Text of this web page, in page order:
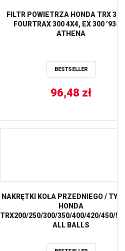
FILTR POWIETRZA HONDA TRX 300
FOURTRAX 300 4X4, EX 300 ’93-
ATHENA
BESTSELLER
96,48 zł
NAKRĘTKI KOŁA PRZEDNIEGO /
HONDA
TRX200/250/300/350/400/420/450/
ALL BALLS